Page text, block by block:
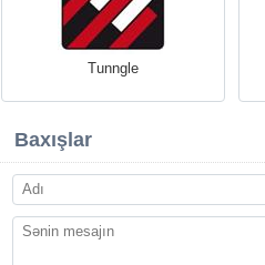
Tunngle
Baxışlar